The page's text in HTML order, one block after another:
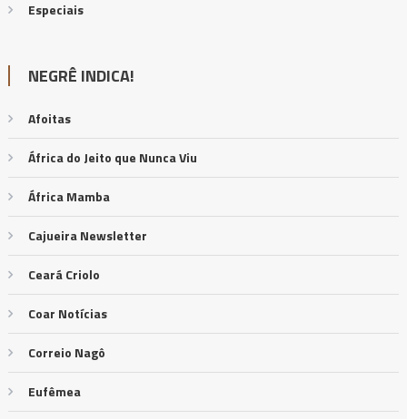
Especiais
NEGRÊ INDICA!
Afoitas
África do Jeito que Nunca Viu
África Mamba
Cajueira Newsletter
Ceará Criolo
Coar Notícias
Correio Nagô
Eufêmea